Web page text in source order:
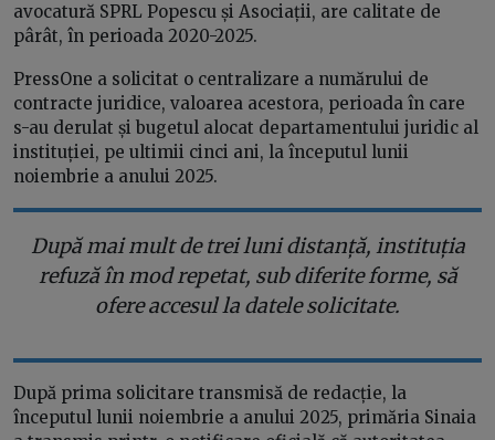
avocatură SPRL Popescu și Asociații, are calitate de
pârât, în perioada 2020-2025.
PressOne a solicitat o centralizare a numărului de
contracte juridice, valoarea acestora, perioada în care
s-au derulat și bugetul alocat departamentului juridic al
instituției, pe ultimii cinci ani, la începutul lunii
noiembrie a anului 2025.
După mai mult de trei luni distanță, instituția
refuză în mod repetat, sub diferite forme, să
ofere accesul la datele solicitate.
După prima solicitare transmisă de redacție, la
începutul lunii noiembrie a anului 2025, primăria Sinaia